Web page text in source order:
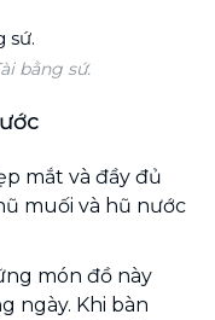
bằng sứ.
mắt và đầy đủ
muối và hũ nước
món đồ này
ngày. Khi bàn